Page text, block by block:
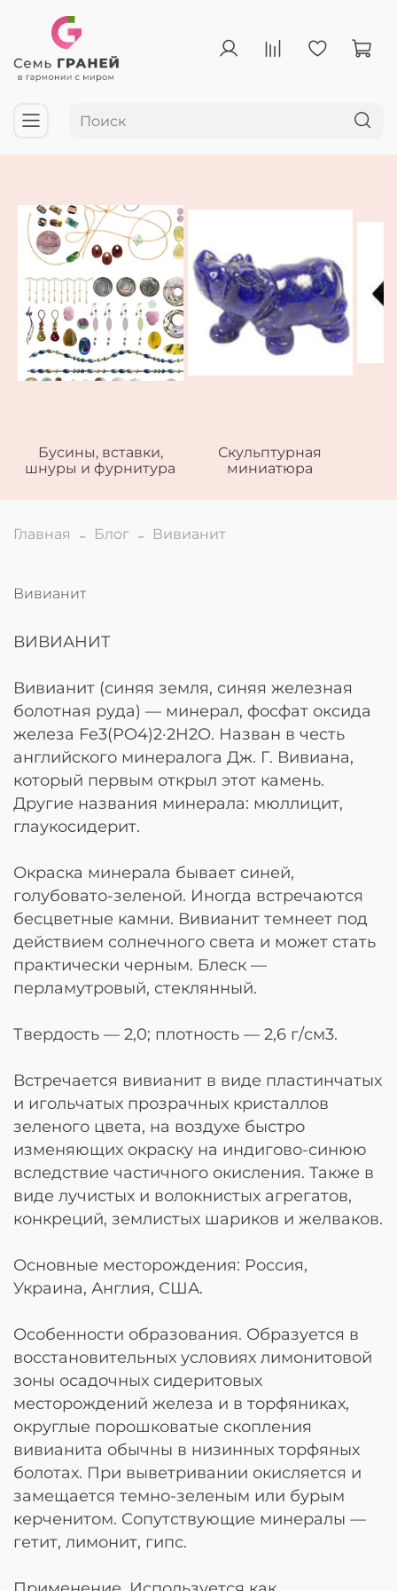
Бусины, вставки,
шнуры и фурнитура
Скульптурная
миниатюра
Главная Блог Вивианит
Вивианит
ВИВИАНИТ
Вивианит (синяя земля, синяя железная
болотная руда) — минерал, фосфат оксида
железа Fe3(PO4)2·2H2O. Назван в честь
английского минералога Дж. Г. Вивиана,
который первым открыл этот камень.
Другие названия минерала: мюллицит,
глаукосидерит.
Окраска минерала бывает синей,
голубовато-зеленой. Иногда встречаются
бесцветные камни. Вивианит темнеет под
действием солнечного света и может стать
практически черным. Блеск —
перламутровый, стеклянный.
Твердость — 2,0; плотность — 2,6 г/см3.
Встречается вивианит в виде пластинчатых
и игольчатых прозрачных кристаллов
зеленого цвета, на воздухе быстро
изменяющих окраску на индигово-синюю
вследствие частичного окисления. Также в
виде лучистых и волокнистых агрегатов,
конкреций, землистых шариков и желваков.
Основные месторождения: Россия,
Украина, Англия, США.
Особенности образования. Образуется в
восстановительных условиях лимонитовой
зоны осадочных сидеритовых
месторождений железа и в торфяниках,
округлые порошковатые скопления
вивианита обычны в низинных торфяных
болотах. При выветривании окисляется и
замещается темно-зеленым или бурым
керченитом. Сопутствующие минералы —
гетит, лимонит, гипс.